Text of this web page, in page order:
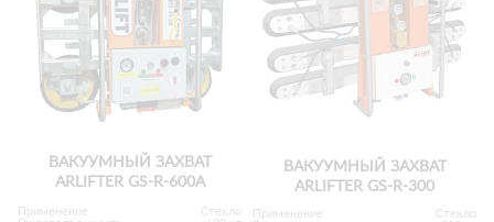
ВАКУУМНЫЙ ЗАХВАТ
ARLIFTER GS-R-600А
Применение
Стекло
ВАКУУМНЫЙ ЗАХВАТ
ARLIFTER GS-R-300
Применение
Стекло